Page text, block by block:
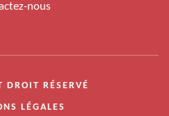
nous
RÉSERVÉ
LÉGALES